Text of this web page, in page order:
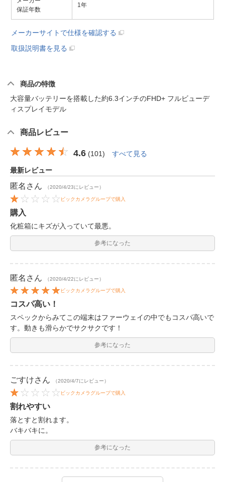
保証年数
1年
メーカーサイトで仕様を確認する
取扱説明書を見る
商品の特徴
大容量バッテリーを搭載した約6.3インチのFHD+ フルビューデ
ィスプレイモデル
商品レビュー
4.6 (101) すべて見る
最新レビュー
匿名 さん （2020/4/23にレビュー）
ビックカメラグループで購入
購入
化粧箱にキズが入っていて最悪。
参考になった
匿名 さん （2020/4/22にレビュー）
ビックカメラグループで購入
コスパ高い！
スペックからみてこの端末はファーウェイの中でもコスパ高いで
す。動きも滑らかでサクサクです！
参考になった
ごすけさん （2020/4/7にレビュー）
ビックカメラグループで購入
割れやすい
落とすと割れます。
バキバキに。
参考になった